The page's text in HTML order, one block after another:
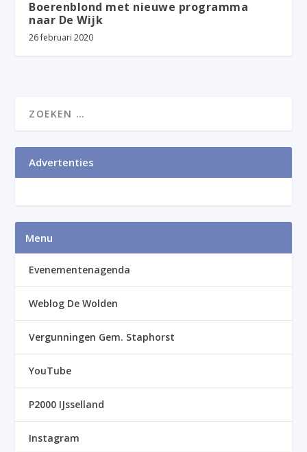
Boerenblond met nieuwe programma
naar De Wijk
26 februari 2020
Advertenties
Menu
Evenementenagenda
Weblog De Wolden
Vergunningen Gem. Staphorst
YouTube
P2000 IJsselland
Instagram